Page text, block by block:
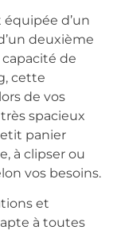
équipée d’un
deuxième
de
cette
de vos
spacieux
panier
à clipser ou
vos besoins.
et
à toutes